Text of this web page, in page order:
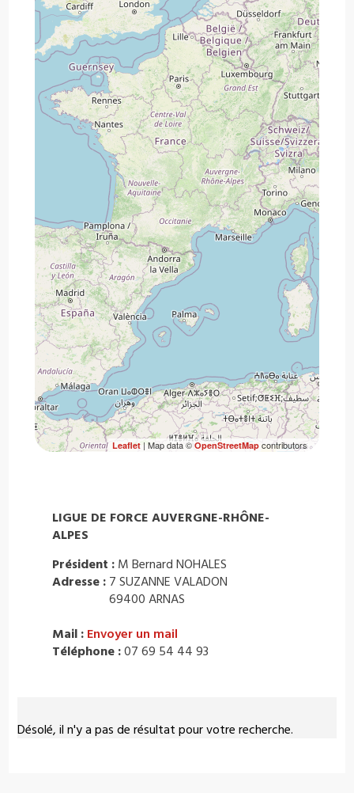
Désolé, il n'y a pas de résultat pour votre recherche.
Leaflet| Map data ©OpenStreetMapcontributors
LIGUE DE FORCE AUVERGNE-RHÔNE-
ALPES
Président : M Bernard NOHALES
Adresse : 7 SUZANNE VALADON
69400 ARNAS
Mail : Envoyer un mail
Téléphone :07 69 54 44 93